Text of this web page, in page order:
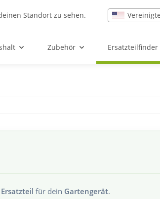
Standort zu sehen.
Zubehör Ersatzteilfinder
Ersatzteil für dein Gartengerät.